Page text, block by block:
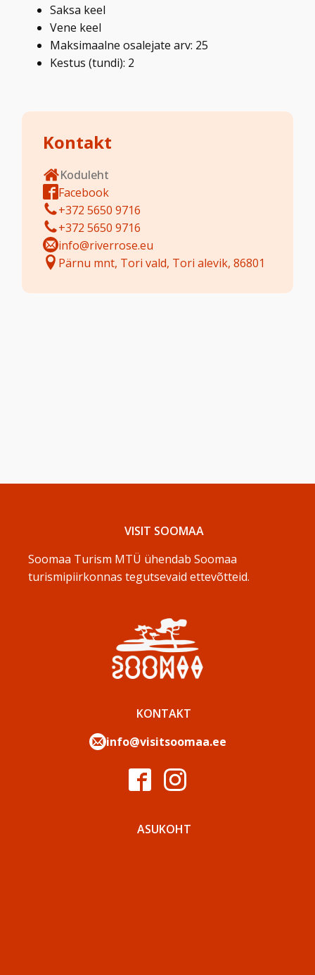
Saksa keel
Vene keel
Maksimaalne osalejate arv: 25
Kestus (tundi): 2
Kontakt
Koduleht
Facebook
+372 5650 9716
+372 5650 9716
info@riverrose.eu
Pärnu mnt, Tori vald, Tori alevik, 86801
VISIT SOOMAA
Soomaa Turism MTÜ ühendab Soomaa
turismipiirkonnas tegutsevaid ettevõtteid.
KONTAKT
info@visitsoomaa.ee
ASUKOHT